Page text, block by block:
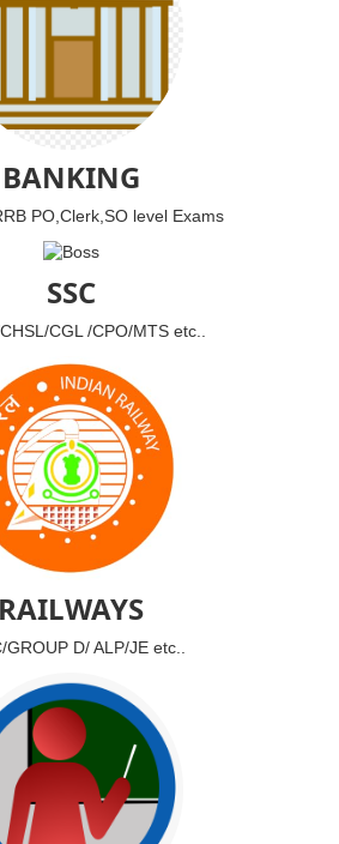
BANKING
PO,Clerk,SO level Exams
SSC
CGL /CPO/MTS etc..
RAILWAYS
GROUP D/ ALP/JE etc..